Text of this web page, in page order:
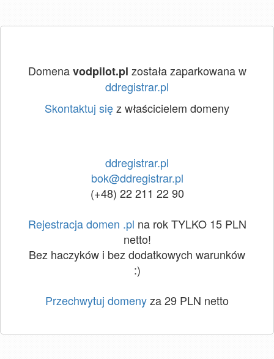
Domenavodpilot.pl została zaparkowana w
ddregistrar.pl
Skontaktuj sięz właścicielem domeny
ddregistrar.pl
bok@ddregistrar.pl
(+48) 22 211 22 90
Rejestracja domen .pl na rok TYLKO 15 PLN
netto!
Bez haczyków i bez dodatkowych warunków
:)
Przechwytuj domenyza 29 PLN netto